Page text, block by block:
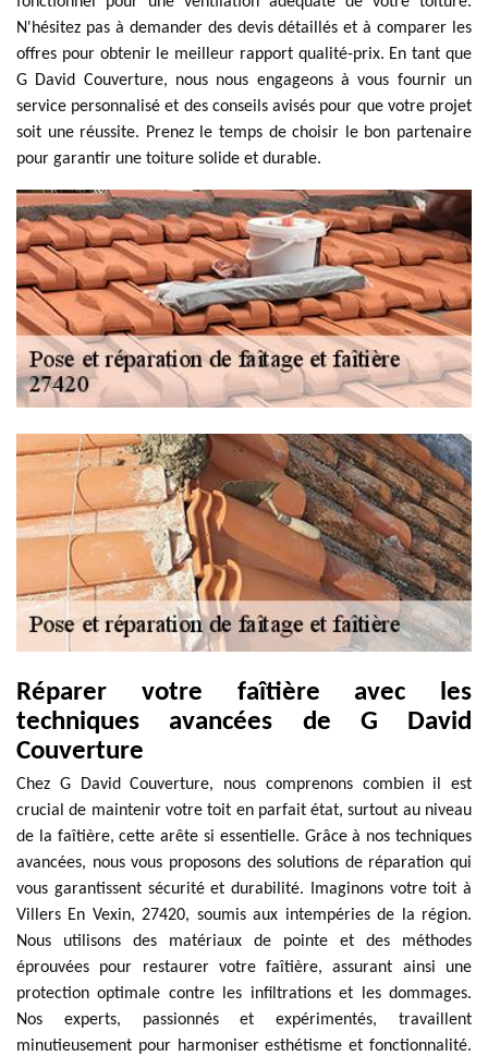
N'hésitez pas à demander des devis détaillés et à comparer les
offres pour obtenir le meilleur rapport qualité-prix. En tant que
G David Couverture, nous nous engageons à vous fournir un
service personnalisé et des conseils avisés pour que votre projet
soit une réussite. Prenez le temps de choisir le bon partenaire
pour garantir une toiture solide et durable.
Réparer votre faîtière avec les
techniques avancées de G David
Couverture
Chez G David Couverture, nous comprenons combien il est
crucial de maintenir votre toit en parfait état, surtout au niveau
de la faîtière, cette arête si essentielle. Grâce à nos techniques
avancées, nous vous proposons des solutions de réparation qui
vous garantissent sécurité et durabilité. Imaginons votre toit à
Villers En Vexin, 27420, soumis aux intempéries de la région.
Nous utilisons des matériaux de pointe et des méthodes
éprouvées pour restaurer votre faîtière, assurant ainsi une
protection optimale contre les infiltrations et les dommages.
Nos experts, passionnés et expérimentés, travaillent
minutieusement pour harmoniser esthétisme et fonctionnalité.